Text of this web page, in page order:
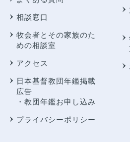
相談窓口
牧会者とその家族のた
めの相談室
アクセス
日本基督教団年鑑掲載
広告
・教団年鑑お申し込み
プライバシーポリシー